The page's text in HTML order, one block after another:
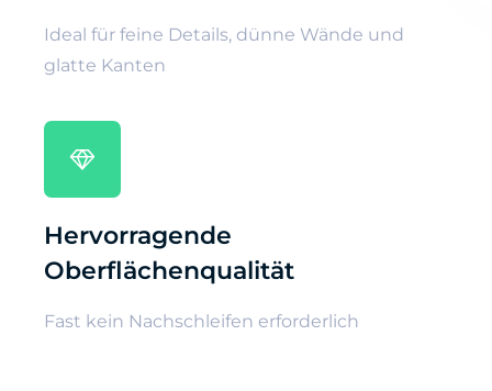
Ideal für feine Details, dünne Wände und
glatte Kanten
Hervorragende
Oberflächenqualität
Fast kein Nachschleifen erforderlich